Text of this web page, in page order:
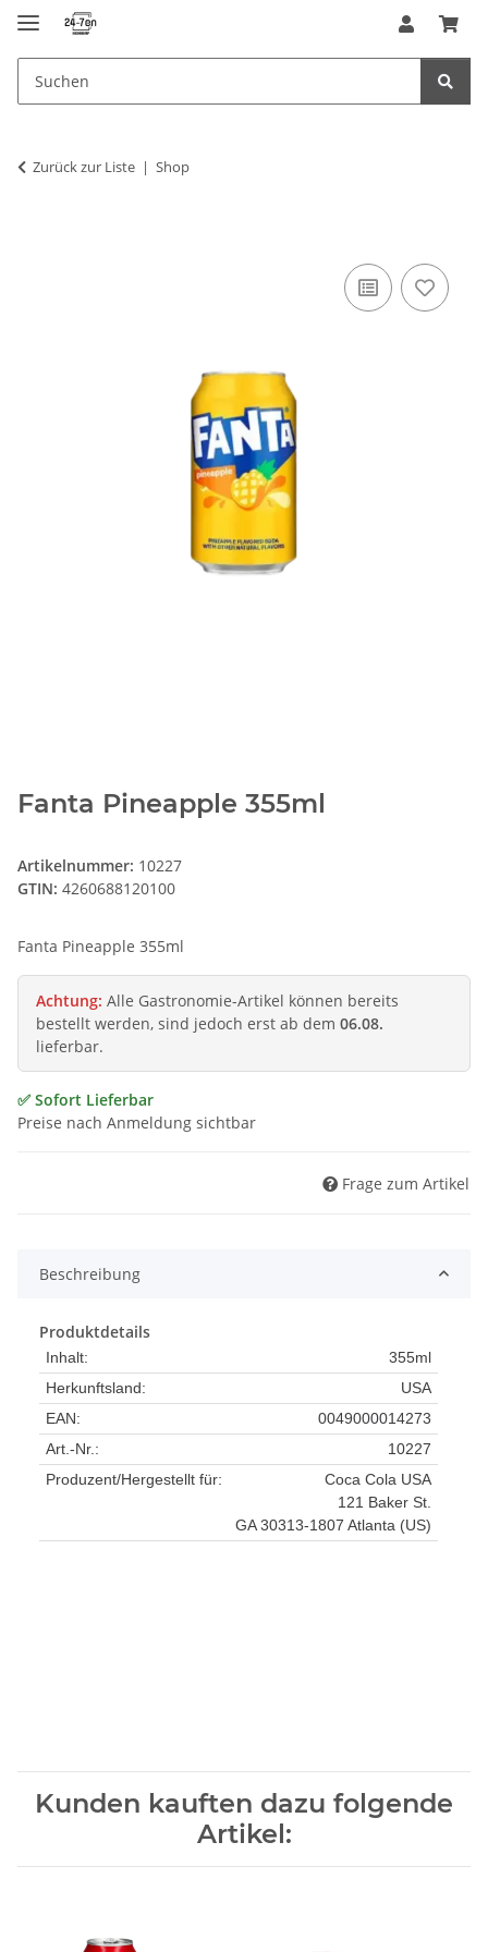
Zurück zur Liste Shop
Fanta Pineapple 355ml
Artikelnummer: 10227
GTIN: 4260688120100
Fanta Pineapple 355ml
Achtung: Alle Gastronomie-Artikel können bereits
bestellt werden, sind jedoch erst ab dem 06.08.
lieferbar.
✅ Sofort Lieferbar
Preise nach Anmeldung sichtbar
Frage zum Artikel
Beschreibung
Produktdetails
Inhalt:
355ml
Herkunftsland:
USA
EAN:
0049000014273
Art.-Nr.:
10227
Produzent/Hergestellt für:
Coca Cola USA
121 Baker St.
GA 30313-1807 Atlanta (US)
Kunden kauften dazu folgende
Artikel: